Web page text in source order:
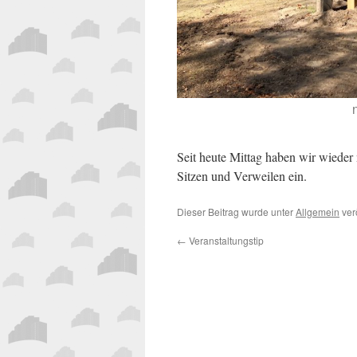
Seit heute Mittag haben wir
Sitzen und Verweilen ein.
Dieser Beitrag wurde unterAllgemein
← Veranstaltungstip